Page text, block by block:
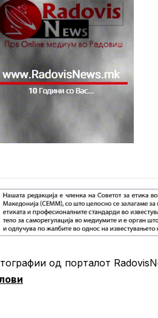
од порталот